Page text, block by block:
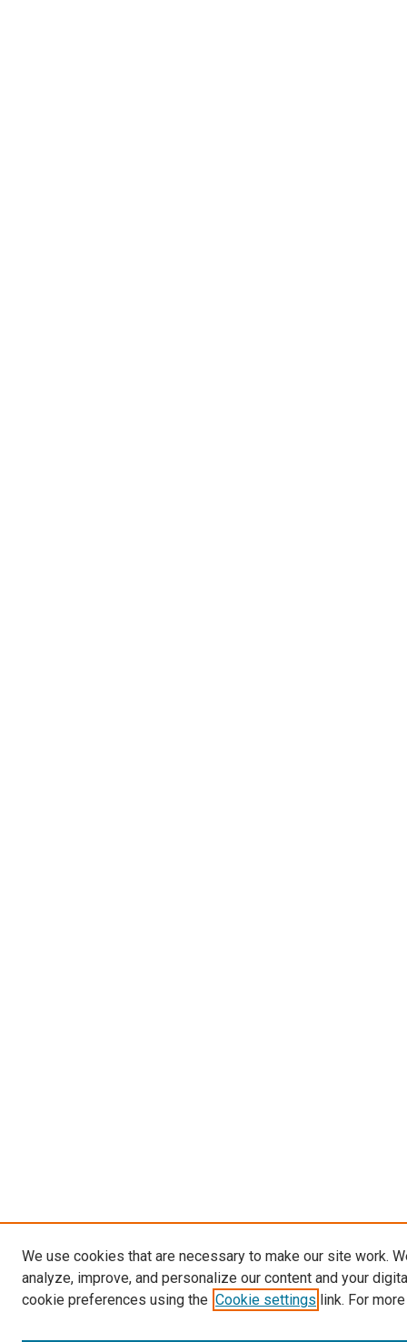
We use cookies that are necessary to make our site work.
analyze, improve, and personalize our content and your
cookie preferences using the Cookie settings link. For